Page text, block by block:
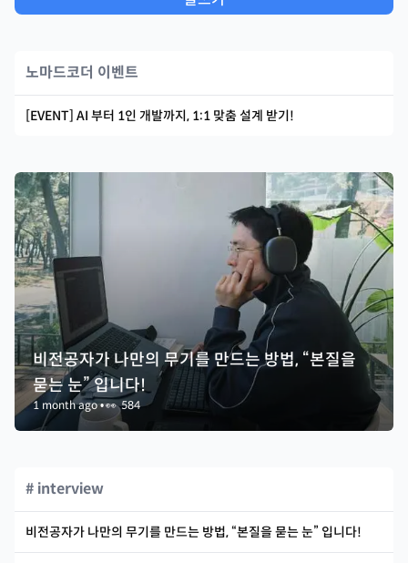
노마드코더 이벤트
[EVENT] AI 부터 1인 개발까지, 1:1 맞춤 설계 받기!
비전공자가 나만의 무기를 만드는 방법, “본질을
묻는 눈” 입니다!
1 month ago•👀584
# interview
비전공자가 나만의 무기를 만드는 방법, “본질을 묻는 눈” 입니다!